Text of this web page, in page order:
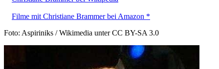
Filme mit Christiane Brammer bei Amazon *
Foto: Aspiriniks / Wikimedia unter CC BY-SA 3.0